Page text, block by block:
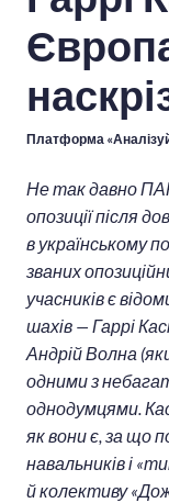
Платформа
Не так давно
опозиції після
в українському
званих
учасників є
шахів — Гаррі
Андрій Волна
одними з
однодумцями.
як вони є, за що
навальників і
й колективу